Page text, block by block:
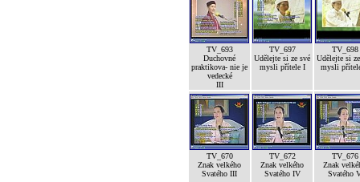
TV_693
Duchovné
praktikova- nie je
vedecké
III
TV_697
Udělejte si ze své
mysli přítele I
TV_698
Udělejte si
mysli
TV_670
Znak velkého
Svatého III
TV_672
Znak velkého
Svatého IV
TV_676
Znak
Svatého